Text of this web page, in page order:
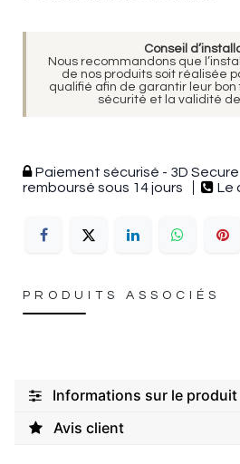
Conseil
Nous recommandons que
de nos produits soit réalisée
qualifié afin de garantir leur
sécurité et la validité
Paiement sécurisé - 3D Secure
remboursé sous 14 jours
Le
PRODUITS ASSOCIÉS
Informations sur le produit
Avis client